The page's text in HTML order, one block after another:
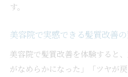
す。
美容院で実感できる髪質改善
美容院で髪質改善を体験すると
がなめらかになった」「ツヤが